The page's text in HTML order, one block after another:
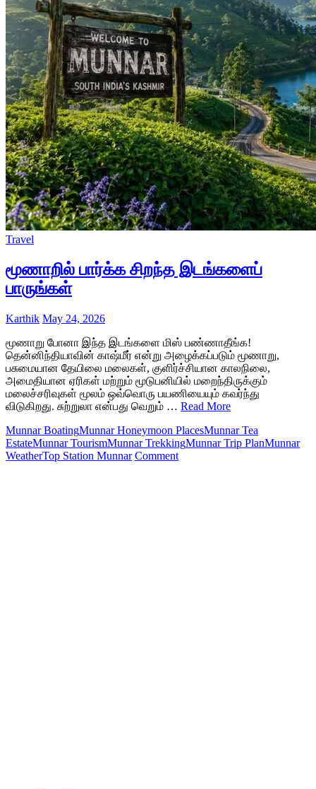
Travel
மூணாறில் பார்க்க சிறந்த இடங்களைப்
பாருங்கள்
Karthik May 24, 2026
மூணாறு போனா இந்த இடங்களை மிஸ் பண்ணாதீங்க!
தென்னிந்தியாவின் காஷ்மீர் என்று அழைக்கப்படும் மூணாறு,
பசுமையான தேயிலை மலைகள், குளிர்ச்சியான காலநிலை,
அமைதியான ஏரிகள் மற்றும் மூடுபனியில் மறைந்திருக்கும்
மலைச்சரிவுகள் மூலம் ஒவ்வொரு பயணியையும் கவர்ந்து
விடுகிறது. சுற்றுலா என்பது வெறும் … Read More
Munnar BoatingMunnar Honeymoon PlacesMunnar Tea
EstateMunnar TourismMunnar TrekkingMunnar Trip PlanMunnar
WeatherTop Station Munnar Commenton